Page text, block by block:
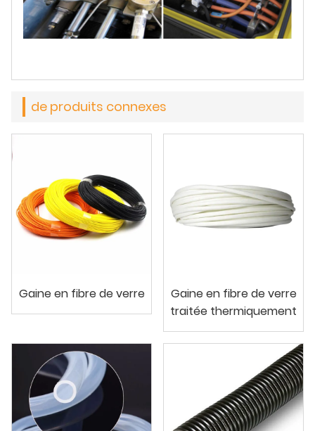
de produits connexes
Gaine en fibre de verre
Gaine en fibre de verre
traitée thermiquement